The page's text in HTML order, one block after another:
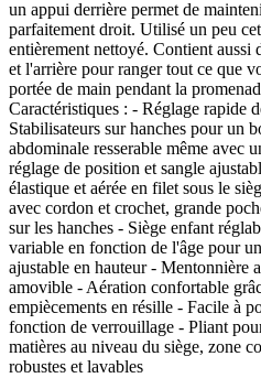
un appui derrière permet de
parfaitement droit. Utilisé un peu
entièrement nettoyé. Contient aussi
et l'arrière pour ranger tout ce que
portée de main pendant la
Caractéristiques : - Réglage rapide
Stabilisateurs sur hanches pour un
abdominale resserable même avec
réglage de position et sangle
élastique et aérée en filet sous le
avec cordon et crochet, grande
sur les hanches - Siège enfant
variable en fonction de l'âge pour
ajustable en hauteur - Mentonnière
amovible - Aération confortable
empiècements en résille - Facile à
fonction de verrouillage - Pliant
matières au niveau du siège, zone
robustes et lavables